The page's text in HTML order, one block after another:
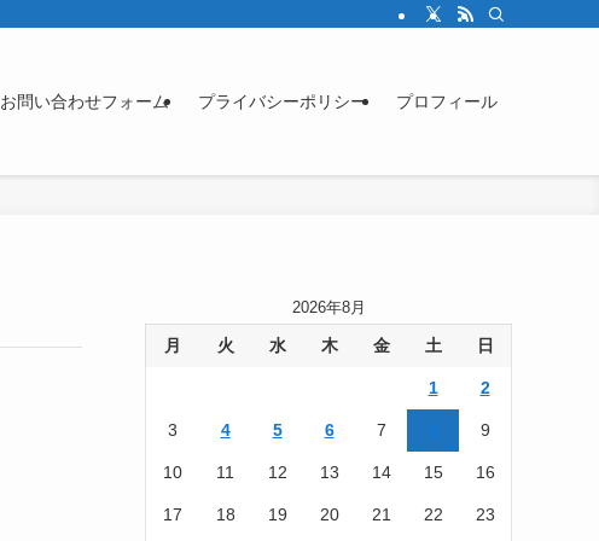
お問い合わせフォーム プライバシーポリシー プロフィール
2026年8月
月 火 水 木 金 土 日
1 2
3 4 5 6 7 9
10 11 12 13 14 15 16
17 18 19 20 21 22 23